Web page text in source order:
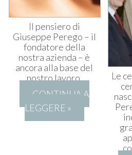
Il pensiero di
Giuseppe Perego – il
fondatore della
nostra azienda – è
ancora alla base del
nostro lavoro.
CONTINUA A
LEGGERE »
Le